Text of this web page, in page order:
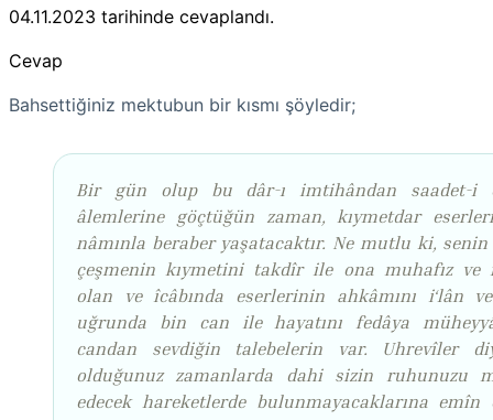
04.11.2023 tarihinde cevaplandı.
Cevap
Bahsettiğiniz mektubun bir kısmı şöyledir;
Bir gün olup bu dâr-ı imtihândan saadet-i
âlemlerine göçtüğün zaman, kıymetdar
nâmınla beraber yaşatacaktır. Ne mutlu ki, senin
çeşmenin kıymetini takdîr ile ona muhafız ve
olan ve îcâbında eserlerinin ahkâmını i‘lân
uğrunda bin can ile hayatını fedâya
candan sevdiğin talebelerin var. Uhrevîler
olduğunuz zamanlarda dahi sizin ruhunuzu
edecek hareketlerde bulunmayacaklarına emîn